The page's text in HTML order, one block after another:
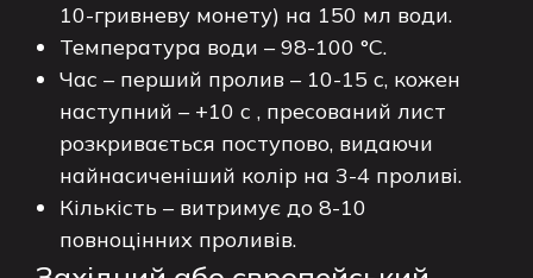
10-гривневу монету) на 150 мл води.
Температура води – 98-100 °C.
Час – перший пролив – 10-15 с, кожен
наступний – +10 с , пресований лист
розкривається поступово, видаючи
найнасиченіший колір на 3-4 проливі.
Кількість – витримує до 8-10
повноцінних проливів.